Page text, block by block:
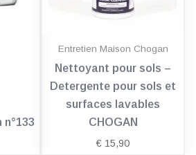
Entretien Maison Chogan
Nettoyant pour sols –
Detergente pour sols et
surfaces lavables
CHOGAN
€ 15,90